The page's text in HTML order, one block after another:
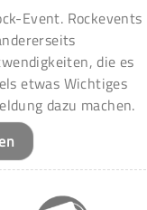
Event. Rockevents
die es
etwas Wichtiges
dazu machen.